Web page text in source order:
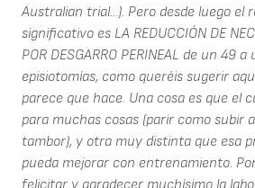
Australian trial...). Pero desde luego el
significativo es LA REDUCCIÓN DE
POR DESGARRO PERINEAL de un 49
episiotomías, como queréis sugerir
parece que hace. Una cosa es que el
para muchas cosas (parir como subir
tambor), y otra muy distinta que esa
pueda mejorar con entrenamiento.